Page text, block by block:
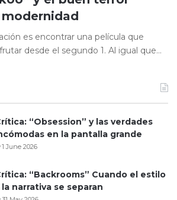
es encontrar una película que
desde el segundo 1. Al igual que…
“Obsession” y las verdades
en la pantalla grande
1 June 2026
“Backrooms” Cuando el estilo
la narrativa se separan